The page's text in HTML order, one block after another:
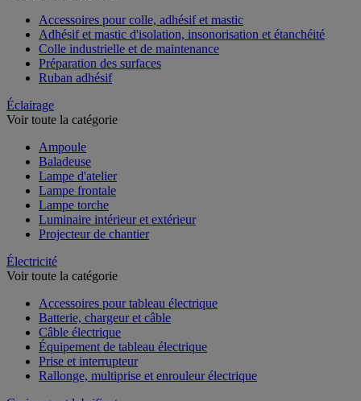
Accessoires pour colle, adhésif et mastic
Adhésif et mastic d'isolation, insonorisation et étanchéité
Colle industrielle et de maintenance
Préparation des surfaces
Ruban adhésif
Éclairage
Voir toute la catégorie
Ampoule
Baladeuse
Lampe d'atelier
Lampe frontale
Lampe torche
Luminaire intérieur et extérieur
Projecteur de chantier
Électricité
Voir toute la catégorie
Accessoires pour tableau électrique
Batterie, chargeur et câble
Câble électrique
Équipement de tableau électrique
Prise et interrupteur
Rallonge, multiprise et enrouleur électrique